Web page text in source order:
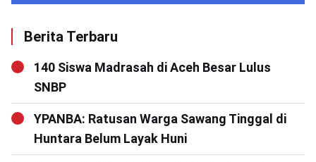
Berita Terbaru
140 Siswa Madrasah di Aceh Besar Lulus
SNBP
YPANBA: Ratusan Warga Sawang Tinggal di
Huntara Belum Layak Huni